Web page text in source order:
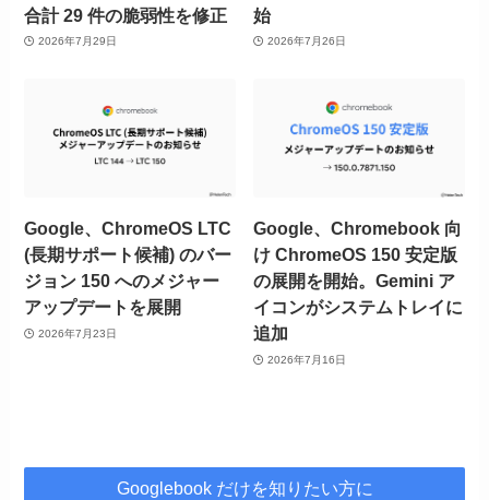
合計 29 件の脆弱性を修正
2026年7月29日
始
2026年7月26日
Google、ChromeOS LTC
(長期サポート候補) のバー
ジョン 150 へのメジャー
アップデートを展開
2026年7月23日
Google、Chromebook 向
け ChromeOS 150 安定版
の展開を開始。Gemini ア
イコンがシステムトレイに
追加
2026年7月16日
Googlebook だけを知りたい方に